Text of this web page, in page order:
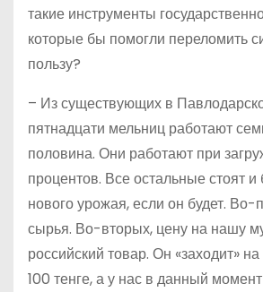
такие инструменты
которые бы помогли переломить
пользу?
– Из существующих в
пятнадцати мельниц работают
половина. Они работают при
процентов. Все остальные стоят и
нового урожая, если он будет. Во-
сырья. Во-вторых, цену на нашу
российский товар. Он «заходит»
100 тенге, а у нас в данный